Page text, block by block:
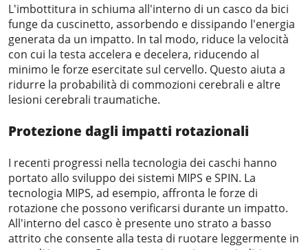
L'imbottitura in schiuma all'interno di un casco da bici
funge da cuscinetto, assorbendo e dissipando l'energia
generata da un impatto. In tal modo, riduce la velocità
con cui la testa accelera e decelera, riducendo al
minimo le forze esercitate sul cervello. Questo aiuta a
ridurre la probabilità di commozioni cerebrali e altre
lesioni cerebrali traumatiche.
Protezione dagli impatti rotazionali
I recenti progressi nella tecnologia dei caschi hanno
portato allo sviluppo dei sistemi MIPS e SPIN. La
tecnologia MIPS, ad esempio, affronta le forze di
rotazione che possono verificarsi durante un impatto.
All'interno del casco è presente uno strato a basso
attrito che consente alla testa di ruotare leggermente in